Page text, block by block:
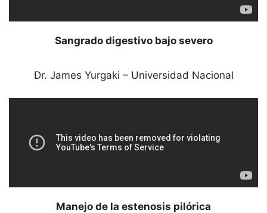
Sangrado digestivo bajo severo
Dr. James Yurgaki – Universidad Nacional
Manejo de la estenosis pilórica